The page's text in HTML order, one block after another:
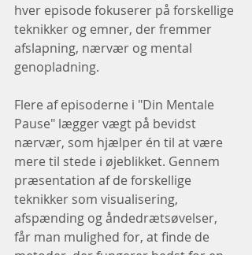
hver episode fokuserer på forskellige
teknikker og emner, der fremmer
afslapning, nærvær og mental
genopladning.
Flere af episoderne i "Din Mentale
Pause" lægger vægt på bevidst
nærvær, som hjælper én til at være
mere til stede i øjeblikket. Gennem
præsentation af de forskellige
teknikker som visualisering,
afspænding og åndedrætsøvelser,
får man mulighed for, at finde de